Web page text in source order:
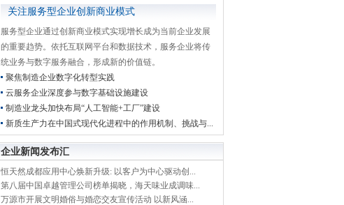
关注服务型企业创新商业模式
服务型企业通过创新商业模式实现增长成为当前企业发展
的重要趋势。依托互联网平台和数据技术，服务企业将传
统业务与数字服务融合，形成新的价值链。
聚焦制造企业数字化转型实践
云服务企业深度参与数字基础设施建设
制造业龙头加快布局“人工智能+工厂”建设
新质生产力在中国式现代化进程中的作用机制、挑战与...
企业新闻发布汇
恒天然成都应用中心焕新升级: 以客户为中心驱动创...
第八届中国卓越管理公司榜单揭晓，海天味业成调味...
万源市开展文明婚俗与婚恋交友宣传活动 以新风涵...